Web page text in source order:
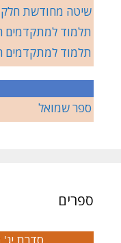
שיטה מחודשת
תלמוד למתקדמים
תלמוד למתקדמים
ספר שמואל
ספרים